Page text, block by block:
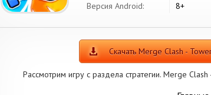
Версия Android:
8+
Скачать Merge Clash -
Рассмотрим игру с раздела стратегии. Merge